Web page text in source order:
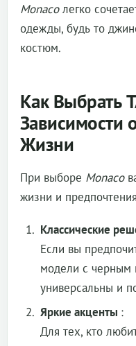
Monacoлегко
одежды, будь то
костюм.
Как Выбрать
Зависимости
Жизни
При выборе Monaco
жизни и
Классические
Если вы
модели с черным
универсальны и
Яркие акценты :
Для тех, кто